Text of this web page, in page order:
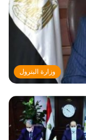
وزارة البترول